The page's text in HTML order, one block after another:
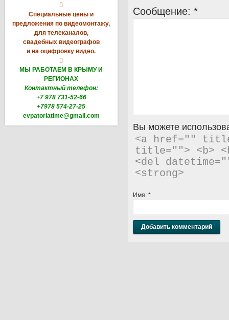

Специальные цены и
предложения по видеомонтажу,
для телеканалов,
свадебных видеографов
и на оцифровку видео.

МЫ РАБОТАЕМ В КРЫМУ И
РЕГИОНАХ
Контактный телефон:
+7 978 731-52-66
+7978 574-27-25
evpatoriatime@gmail.com
Сообщение: *
Вы можете
<a href=""
title=""> <b>
<del
<strong>
Имя: *